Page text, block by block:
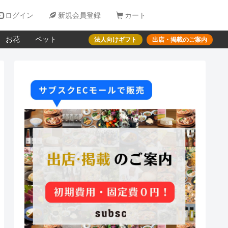
ログイン  新規会員登録  カート
お花 ペット 法人向けギフト 出店・掲載のご案内